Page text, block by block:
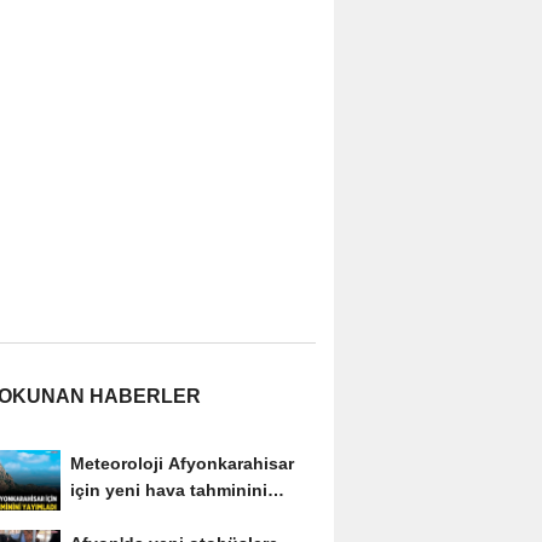
HABERLER
Meteoroloji Afyonkarahisar
için yeni hava tahminini